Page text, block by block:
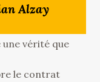
Alzay
une vérité que
le contrat